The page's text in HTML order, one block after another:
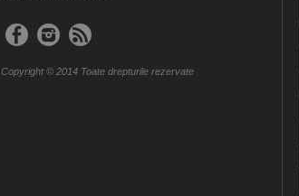
Copyright © 2014 Toate drepturile rezervate